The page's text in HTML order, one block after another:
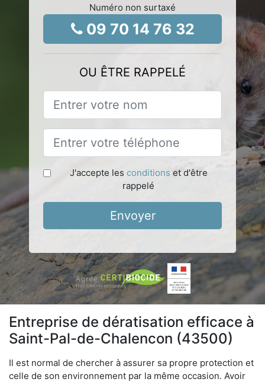
Numéro non surtaxé
09 70 14 76 32
OU ÊTRE RAPPELÉ
J'accepte les conditions et d'être
rappelé
Envoyer
Entreprise de dératisation efficace à
Saint-Pal-de-Chalencon (43500)
Il est normal de chercher à assurer sa propre protection et
celle de son environnement par la même occasion. Avoir